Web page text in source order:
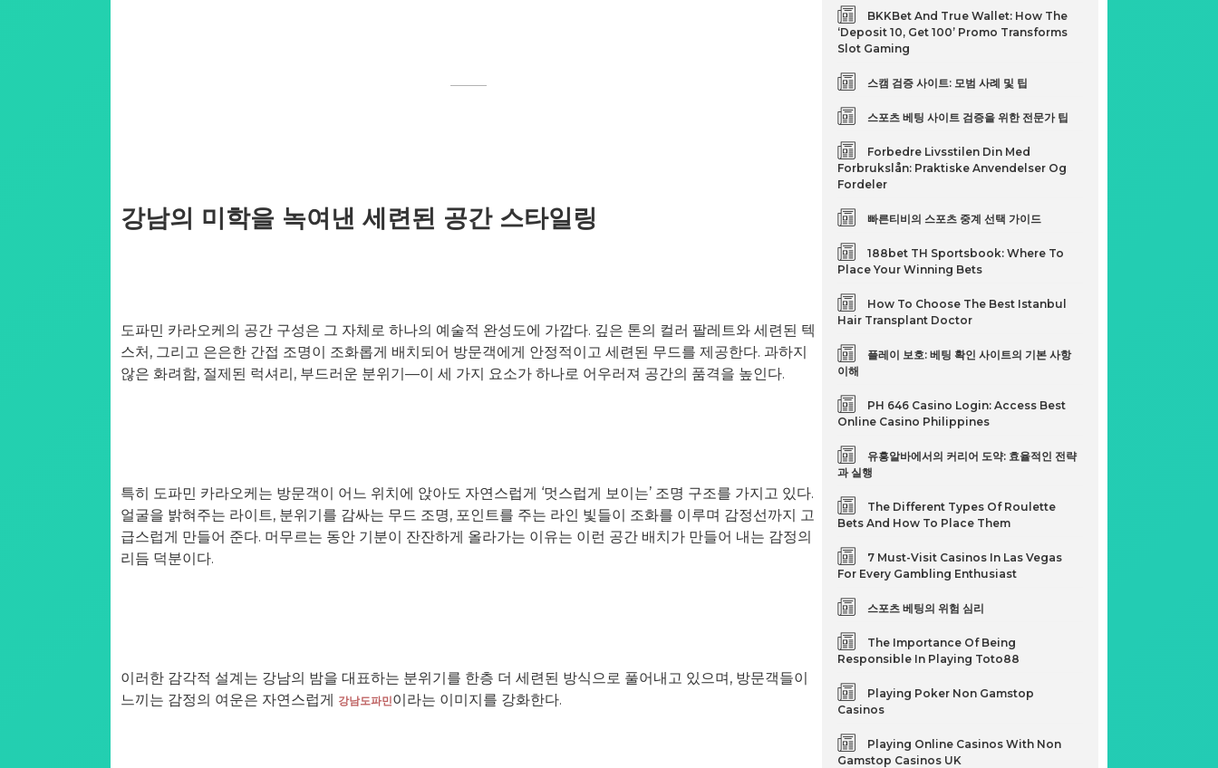
강남의 미학을 녹여낸 세련된 공간 스타일링
도파민 카라오케의 공간 구성은 그 자체로 하나의 예술적 완성도에 가깝다. 깊은 톤의 컬러 팔레트와 세련된 텍
스처, 그리고 은은한 간접 조명이 조화롭게 배치되어 방문객에게 안정적이고 세련된 무드를 제공한다. 과하지
않은 화려함, 절제된 럭셔리, 부드러운 분위기—이 세 가지 요소가 하나로 어우러져 공간의 품격을 높인다.
특히 도파민 카라오케는 방문객이 어느 위치에 앉아도 자연스럽게 ‘멋스럽게 보이는’ 조명 구조를 가지고 있다.
얼굴을 밝혀주는 라이트, 분위기를 감싸는 무드 조명, 포인트를 주는 라인 빛들이 조화를 이루며 감정선까지 고
급스럽게 만들어 준다. 머무르는 동안 기분이 잔잔하게 올라가는 이유는 이런 공간 배치가 만들어 내는 감정의
리듬 덕분이다.
이러한 감각적 설계는 강남의 밤을 대표하는 분위기를 한층 더 세련된 방식으로 풀어내고 있으며, 방문객들이
느끼는 감정의 여운은 자연스럽게 강남도파민이라는 이미지를 강화한다.
BKKBet And True Wallet: How The
‘Deposit 10, Get 100’ Promo Transforms
Slot Gaming
스캠 검증 사이트: 모범 사례 및 팁
스포츠 베팅 사이트 검증을 위한 전문가 팁
Forbedre Livsstilen Din Med
Forbrukslån: Praktiske Anvendelser Og
Fordeler
빠른티비의 스포츠 중계 선택 가이드
188bet TH Sportsbook: Where To
Place Your Winning Bets
How To Choose The Best Istanbul
Hair Transplant Doctor
플레이 보호: 베팅 확인 사이트의 기본 사항
이해
PH 646 Casino Login: Access Best
Online Casino Philippines
유흥알바에서의 커리어 도약: 효율적인 전략
과 실행
The Different Types Of Roulette
Bets And How To Place Them
7 Must-Visit Casinos In Las Vegas
For Every Gambling Enthusiast
스포츠 베팅의 위험 심리
The Importance Of Being
Responsible In Playing Toto88
Playing Poker Non Gamstop
Casinos
Playing Online Casinos With Non
Gamstop Casinos UK